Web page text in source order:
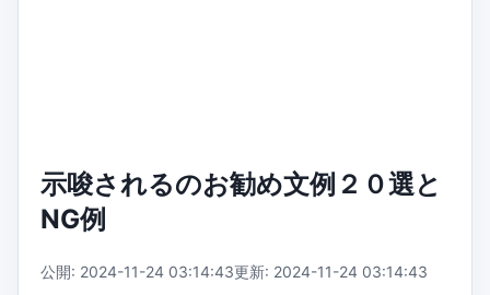
示唆されるのお勧め文例２０選と
NG例
公開: 2024-11-24 03:14:43更新: 2024-11-24 03:14:43